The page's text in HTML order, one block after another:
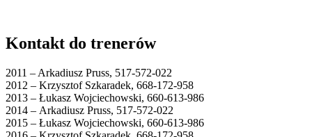
Kontakt do trenerów
2011 – Arkadiusz Pruss, 517-572-022
2012 – Krzysztof Szkaradek, 668-172-958
2013 – Łukasz Wojciechowski, 660-613-986
2014 – Arkadiusz Pruss, 517-572-022
2015 – Łukasz Wojciechowski, 660-613-986